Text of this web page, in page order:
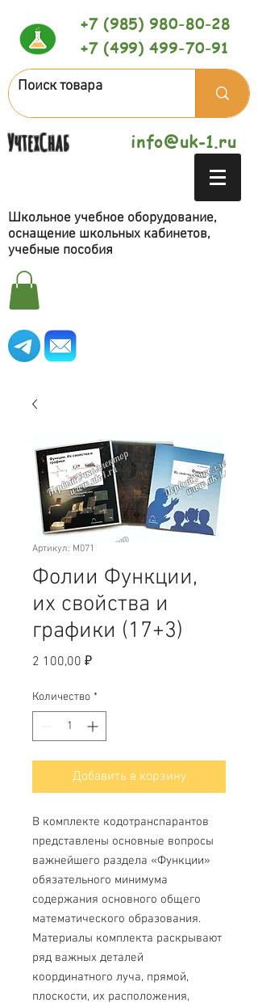
+7 (985) 980-80-28
+7 (499) 499-70-91
УчтехСнаб info@uk-1.ru
Школьное учебное оборудование,
оснащение школьных кабинетов,
учебные пособия
Артикул: M071
Фолии Функции,
их свойства и
графики (17+3)
2 100,00 ₽Цена
Количество *
Добавить в корзину
В комплекте кодотранспарантов
представлены основные вопросы
важнейшего раздела «Функции»
обязательного минимума
содержания основного общего
математического образования.
Материалы комплекта раскрывают
ряд важных деталей
координатного луча, прямой,
плоскости, их расположения,